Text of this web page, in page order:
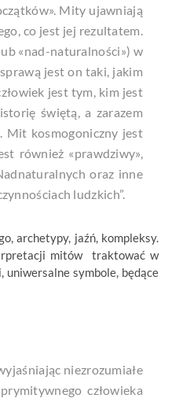
Mity ujawniają
co jest jej rezultatem.
«nad-naturalności») w
jest on taki, jakim
jest tym, kim jest
świętą, a zarazem
kosmogoniczny jest
również «prawdziwy»,
oraz inne
ludzkich”.
archetypy, jaźń, kompleksy.
mitów traktować w
symbole, będące
niezrozumiałe
człowieka